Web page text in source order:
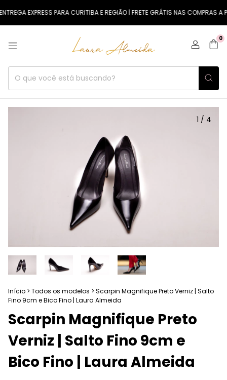
EXPRESS PARA CURITIBA E REGIÃO | FRETE GRÁTIS NAS COMPRAS A
0
1 / 4
Início > Todos os modelos > Scarpin Magnifique Preto Verniz | Salto
Fino 9cm e Bico Fino | Laura Almeida
Scarpin Magnifique Preto
Verniz | Salto Fino 9cm e
Bico Fino | Laura Almeida